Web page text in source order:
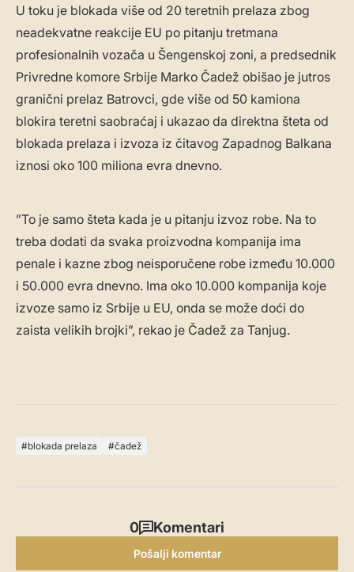
U toku je blokada više od 20 teretnih prelaza zbog
neadekvatne reakcije EU po pitanju tretmana
profesionalnih vozača u Šengenskoj zoni, a predsednik
Privredne komore Srbije Marko Čadež obišao je jutros
granični prelaz Batrovci, gde više od 50 kamiona
blokira teretni saobraćaj i ukazao da direktna šteta od
blokada prelaza i izvoza iz čitavog Zapadnog Balkana
iznosi oko 100 miliona evra dnevno.
”To je samo šteta kada je u pitanju izvoz robe. Na to
treba dodati da svaka proizvodna kompanija ima
penale i kazne zbog neisporučene robe između 10.000
i 50.000 evra dnevno. Ima oko 10.000 kompanija koje
izvoze samo iz Srbije u EU, onda se može doći do
zaista velikih brojki”, rekao je Čadež za Tanjug.
blokada prelaza čadež
0 Komentari
Pošalji komentar